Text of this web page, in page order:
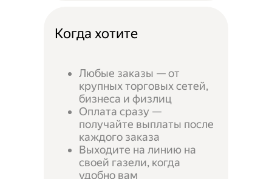
Когда хотите
Любые заказы — от
крупных торговых сетей,
бизнеса и физлиц
Оплата сразу —
получайте выплаты после
каждого заказа
Выходите на линию на
своей газели, когда
удобно вам